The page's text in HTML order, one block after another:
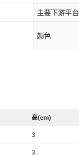
主要下游平台
颜色
高(cm)
3
3